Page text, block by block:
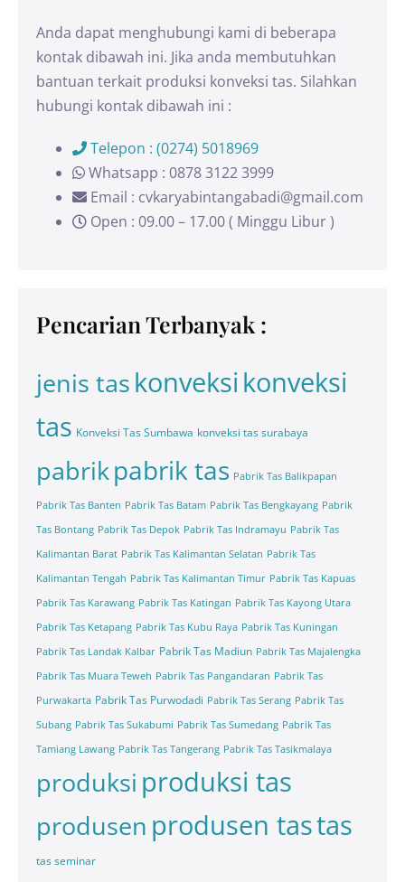
Anda dapat menghubungi kami di beberapa
kontak dibawah ini. Jika anda membutuhkan
bantuan terkait produksi konveksi tas. Silahkan
hubungi kontak dibawah ini :
Telepon : (0274) 5018969
Whatsapp : 0878 3122 3999
Email : cvkaryabintangabadi@gmail.com
Open : 09.00 – 17.00 ( Minggu Libur )
Pencarian Terbanyak :
jenis taskonveksi konveksi
tas Konveksi Tas Sumbawa konveksi tas surabaya
pabrikpabrik tas Pabrik Tas Balikpapan
Pabrik Tas Banten Pabrik Tas Batam Pabrik Tas Bengkayang Pabrik
Tas Bontang Pabrik Tas Depok Pabrik Tas Indramayu Pabrik Tas
Kalimantan Barat Pabrik Tas Kalimantan Selatan Pabrik Tas
Kalimantan Tengah Pabrik Tas Kalimantan Timur Pabrik Tas Kapuas
Pabrik Tas Karawang Pabrik Tas Katingan Pabrik Tas Kayong Utara
Pabrik Tas Ketapang Pabrik Tas Kubu Raya Pabrik Tas Kuningan
Pabrik Tas Landak Kalbar Pabrik Tas Madiun Pabrik Tas Majalengka
Pabrik Tas Muara Teweh Pabrik Tas Pangandaran Pabrik Tas
Purwakarta Pabrik Tas Purwodadi Pabrik Tas Serang Pabrik Tas
Subang Pabrik Tas Sukabumi Pabrik Tas Sumedang Pabrik Tas
Tamiang Lawang Pabrik Tas Tangerang Pabrik Tas Tasikmalaya
produksi produksi tas
produsen produsen tastas
tas seminar